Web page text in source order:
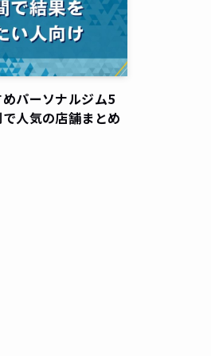
パーソナルジム5
人気の店舗まとめ